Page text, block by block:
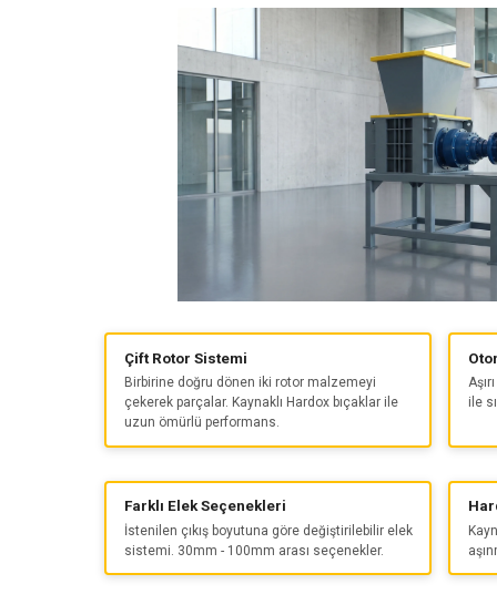
Çift Rotor Sistemi
Birbirine doğru dönen iki rotor malzemeyi
çekerek parçalar. Kaynaklı Hardox bıçaklar ile
uzun ömürlü performans.
ile
Farklı Elek Seçenekleri
İstenilen çıkış boyutuna göre değiştirilebilir elek
sistemi. 30mm - 100mm arası seçenekler.